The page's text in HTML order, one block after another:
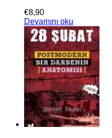
€8,90
Devamını oku